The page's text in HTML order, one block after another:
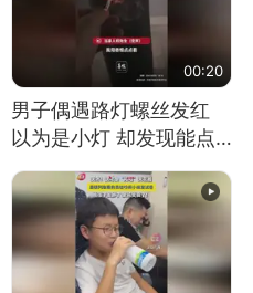
00:20
男子偶遇路灯螺丝发红
以为是小灯 却发现能点
燃香烟 当事人：已报警
处理